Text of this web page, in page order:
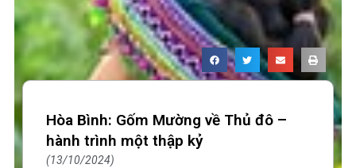
Hòa Bình: Gốm Mường về Thủ đô –
hành trình một thập kỷ
13/10/2024